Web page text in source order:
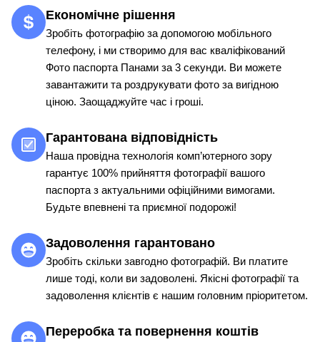
Економічне рішення
Зробіть фотографію за допомогою мобільного
телефону, і ми створимо для вас кваліфікований
Фото паспорта Панами за 3 секунди. Ви можете
завантажити та роздрукувати фото за вигідною
ціною. Заощаджуйте час і гроші.
Гарантована відповідність
Наша провідна технологія комп’ютерного зору
гарантує 100% прийняття фотографії вашого
паспорта з актуальними офіційними вимогами.
Будьте впевнені та приємної подорожі!
Задоволення гарантовано
Зробіть скільки завгодно фотографій. Ви платите
лише тоді, коли ви задоволені. Якісні фотографії та
задоволення клієнтів є нашим головним пріоритетом.
Переробка та повернення коштів